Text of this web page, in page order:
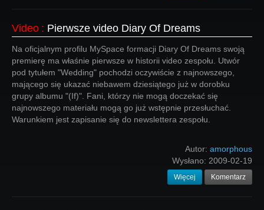
Video : Pierwsze video Diary Of Dreams
Na oficjalnym profilu MySpace formacji Diary Of Dreams swoją
premierę ma właśnie pierwsze w historii video zespołu. Utwór
pod tytułem "Wedding" pochodzi oczywiście z najnowszego,
mającego się ukazać niebawem dziesiątego już w dorobku
grupy albumu "(If)". Fani, którzy nie mogą doczekać się
najnowszego materiału mogą go już wstępnie przesłuchać.
Warunkiem jest zapisanie się do newslettera zespołu.
Autor: amorphous
Wysłano: 2009-02-19
Więcej Komentarz